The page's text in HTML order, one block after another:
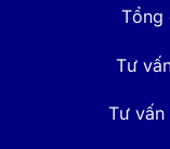
Tổng
Tư
Tư vấn